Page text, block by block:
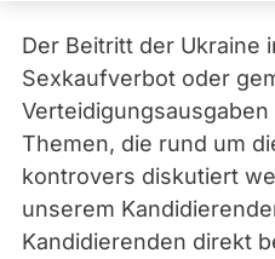
Der Beitritt der Ukraine
Sexkaufverbot oder
Themen, die rund um
kontrovers diskutiert
unserem
Kandidierenden direkt